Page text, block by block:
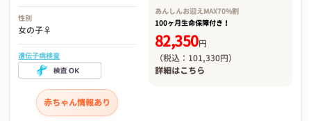
性別
女の子♀
遺伝子病検査
赤ちゃん情報あり
あんしんお迎えMAX70%割
100ヶ月生命保障付き！
82,350円
（税込：101,330円）
詳細はこちら